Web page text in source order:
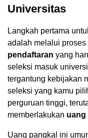
Universitas
Langkah pertama
adalah melalui
pendaftaran yang
seleksi masuk
tergantung kebijakan
seleksi yang kamu
perguruan tinggi,
memberlakukan uang
Uang pangkal ini